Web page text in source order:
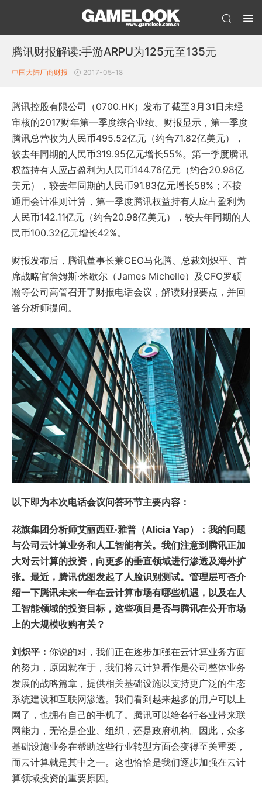
腾讯财报解读:手游ARPU为125元至135元
中国大陆厂商财报 2017-05-18
腾讯控股有限公司（0700.HK）发布了截至3月31日未经
审核的2017财年第一季度综合业绩。财报显示，第一季度
腾讯总营收为人民币495.52亿元（约合71.82亿美元），
较去年同期的人民币319.95亿元增长55%。第一季度腾讯
权益持有人应占盈利为人民币144.76亿元（约合20.98亿
美元），较去年同期的人民币91.83亿元增长58%；不按
通用会计准则计算，第一季度腾讯权益持有人应占盈利为
人民币142.11亿元（约合20.98亿美元），较去年同期的人
民币100.32亿元增长42%。
财报发布后，腾讯董事长兼CEO马化腾、总裁刘炽平、首
席战略官詹姆斯·米歇尔（James Michelle）及CFO罗硕
瀚等公司高管召开了财报电话会议，解读财报要点，并回
答分析师提问。
以下即为本次电话会议问答环节主要内容：
花旗集团分析师艾丽西亚·雅普（Alicia Yap）：我的问题
与公司云计算业务和人工智能有关。我们注意到腾讯正加
大对云计算的投资，向更多的垂直领域进行渗透及海外扩
张。最近，腾讯优图发起了人脸识别测试。管理层可否介
绍一下腾讯未来一年在云计算市场有哪些机遇，以及在人
工智能领域的投资目标，这些项目是否与腾讯在公开市场
上的大规模收购有关？
刘炽平： 你说的对，我们正在逐步加强在云计算业务方面
的努力，原因就在于，我们将云计算看作是公司整体业务
发展的战略篇章，提供相关基础设施以支持更广泛的生态
系统建设和互联网渗透。我们看到越来越多的用户可以上
网了，也拥有自己的手机了。腾讯可以给各行各业带来联
网能力，无论是企业、组织，还是政府机构。因此，众多
基础设施业务在帮助这些行业转型方面会变得至关重要，
而云计算就是其中之一。这也恰恰是我们逐步加强在云计
算领域投资的重要原因。